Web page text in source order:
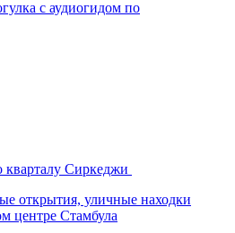
кварталу Сиркеджи
открытия, уличные находки
центре Стамбула